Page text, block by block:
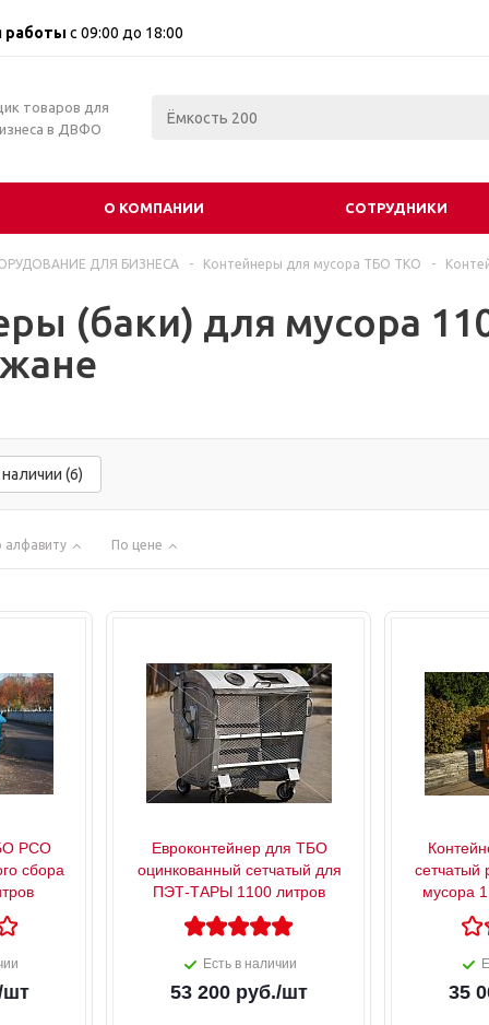
работы с 09:00 до 18:00
товаров для
в ДВФО
О КОМПАНИИ СОТРУДНИКИ
ДЛЯ БИЗНЕСА - Контейнеры для мусора ТБО ТКО -
(баки) для мусора
(6)
алфавиту По цене
РСО
сбора
шт
Евроконтейнер для ТБО
оцинкованный сетчатый для
ПЭТ-ТАРЫ 1100 литров
Есть в наличии
53 200 руб./шт
сетчатый
мусора
35